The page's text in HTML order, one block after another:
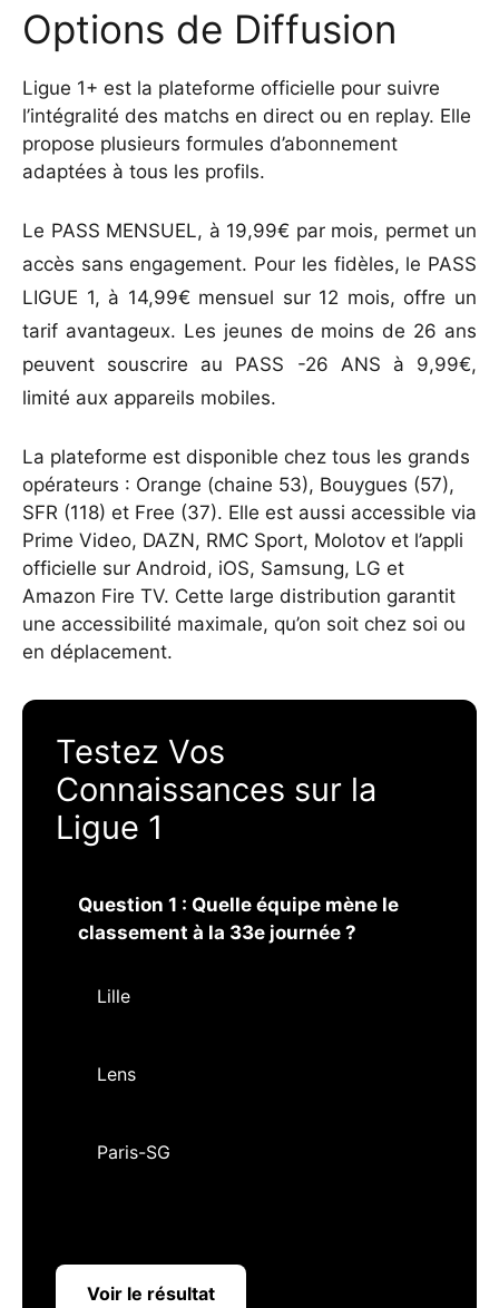
Options de Diffusion
Ligue 1+ est la plateforme officielle pour suivre
l’intégralité des matchs en direct ou en replay. Elle
propose plusieurs formules d’abonnement
adaptées à tous les profils.
Le PASS MENSUEL, à 19,99€ par mois, permet un
accès sans engagement. Pour les fidèles, le PASS
LIGUE 1, à 14,99€ mensuel sur 12 mois, offre un
tarif avantageux. Les jeunes de moins de 26 ans
peuvent souscrire au PASS -26 ANS à 9,99€,
limité aux appareils mobiles.
La plateforme est disponible chez tous les grands
opérateurs : Orange (chaine 53), Bouygues (57),
SFR (118) et Free (37). Elle est aussi accessible via
Prime Video, DAZN, RMC Sport, Molotov et l’appli
officielle sur Android, iOS, Samsung, LG et
Amazon Fire TV. Cette large distribution garantit
une accessibilité maximale, qu’on soit chez soi ou
en déplacement.
Testez Vos
Connaissances sur la
Ligue 1
Question 1 : Quelle équipe mène le
classement à la 33e journée ?
Lille
Lens
Paris-SG
Voir le résultat